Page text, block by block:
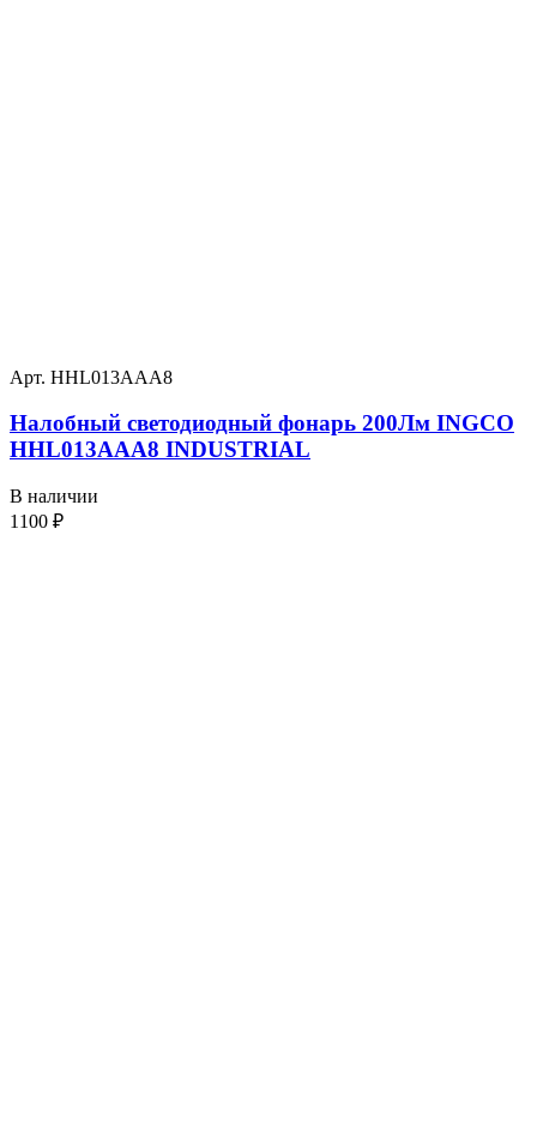
Арт. HHL013AAA8
Налобный светодиодный фонарь 200Лм INGCO
HHL013AAA8 INDUSTRIAL
В наличии
1100 ₽